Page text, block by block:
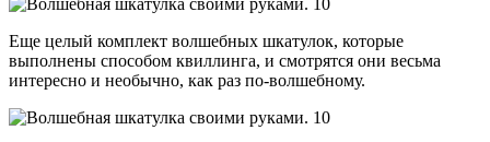
Еще целый комплект волшебных шкатулок, которые
выполнены способом квиллинга, и смотрятся они весьма
интересно и необычно, как раз по-волшебному.